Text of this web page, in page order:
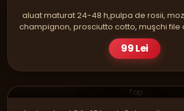
aluat maturat 24-48 h,pulpa de rosii,
champignon, prosciutto cotto, muşchi
roşii, măsline,ulei E.V.O
99 Lei
Top
CAPRICIOSA
PIZZA